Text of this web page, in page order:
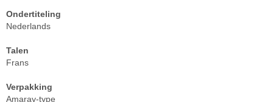
Ondertiteling
Nederlands
Talen
Frans
Verpakking
Amaray-type